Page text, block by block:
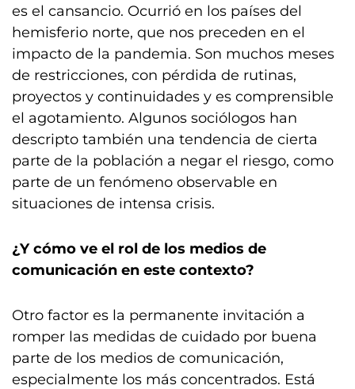
es el cansancio. Ocurrió en los países del
hemisferio norte, que nos preceden en el
impacto de la pandemia. Son muchos meses
de restricciones, con pérdida de rutinas,
proyectos y continuidades y es comprensible
el agotamiento. Algunos sociólogos han
descripto también una tendencia de cierta
parte de la población a negar el riesgo, como
parte de un fenómeno observable en
situaciones de intensa crisis.
¿Y cómo ve el rol de los medios de
comunicación en este contexto?
Otro factor es la permanente invitación a
romper las medidas de cuidado por buena
parte de los medios de comunicación,
especialmente los más concentrados. Está